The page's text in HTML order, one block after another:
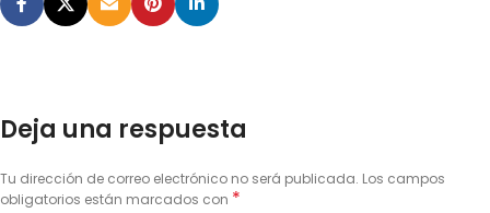
Deja una respuesta
Tu dirección de correo electrónico no será publicada. Los campos
obligatorios están marcados con *